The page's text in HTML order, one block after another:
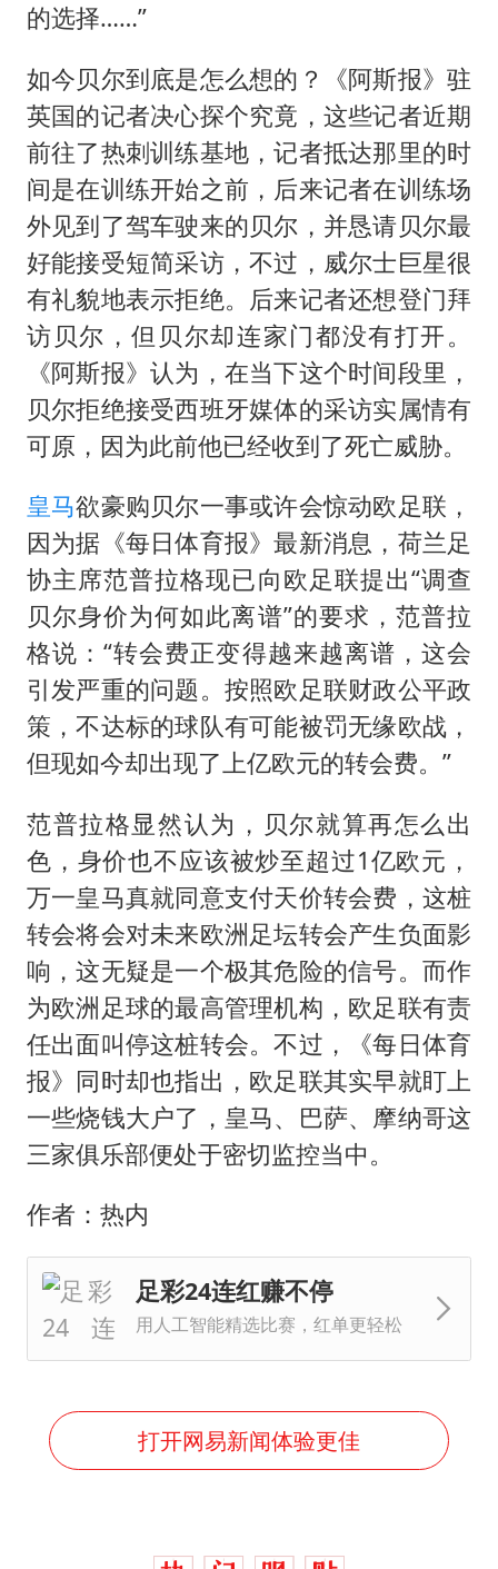
的选择……”
如今贝尔到底是怎么想的？《阿斯报》驻
英国的记者决心探个究竟，这些记者近期
前往了热刺训练基地，记者抵达那里的时
间是在训练开始之前，后来记者在训练场
外见到了驾车驶来的贝尔，并恳请贝尔最
好能接受短简采访，不过，威尔士巨星很
有礼貌地表示拒绝。后来记者还想登门拜
访贝尔，但贝尔却连家门都没有打开。
《阿斯报》认为，在当下这个时间段里，
贝尔拒绝接受西班牙媒体的采访实属情有
可原，因为此前他已经收到了死亡威胁。
皇马欲豪购贝尔一事或许会惊动欧足联，
因为据《每日体育报》最新消息，荷兰足
协主席范普拉格现已向欧足联提出“调查
贝尔身价为何如此离谱”的要求，范普拉
格说：“转会费正变得越来越离谱，这会
引发严重的问题。按照欧足联财政公平政
策，不达标的球队有可能被罚无缘欧战，
但现如今却出现了上亿欧元的转会费。”
范普拉格显然认为，贝尔就算再怎么出
色，身价也不应该被炒至超过1亿欧元，
万一皇马真就同意支付天价转会费，这桩
转会将会对未来欧洲足坛转会产生负面影
响，这无疑是一个极其危险的信号。而作
为欧洲足球的最高管理机构，欧足联有责
任出面叫停这桩转会。不过，《每日体育
报》同时却也指出，欧足联其实早就盯上
一些烧钱大户了，皇马、巴萨、摩纳哥这
三家俱乐部便处于密切监控当中。
作者：热内
足彩24连红赚不停
用人工智能精选比赛，红单更轻松
打开网易新闻体验更佳